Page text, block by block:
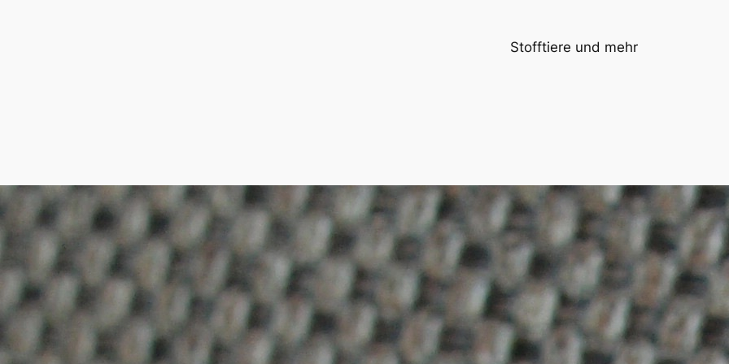
Stofftiere und mehr